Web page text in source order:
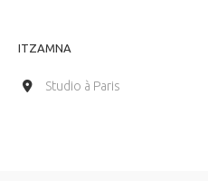
ITZAMNA
Studio à Paris